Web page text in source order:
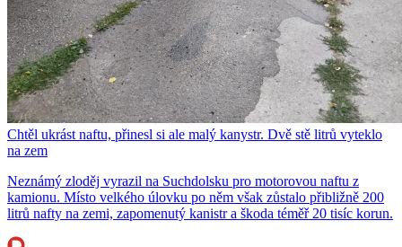
Chtěl ukrást naftu, přinesl si ale malý kanystr. Dvě stě litrů vyteklo
na zem
Neznámý zloděj vyrazil na Suchdolsku pro motorovou naftu z
kamionu. Místo velkého úlovku po něm však zůstalo přibližně 200
litrů nafty na zemi, zapomenutý kanistr a škoda téměř 20 tisíc korun.